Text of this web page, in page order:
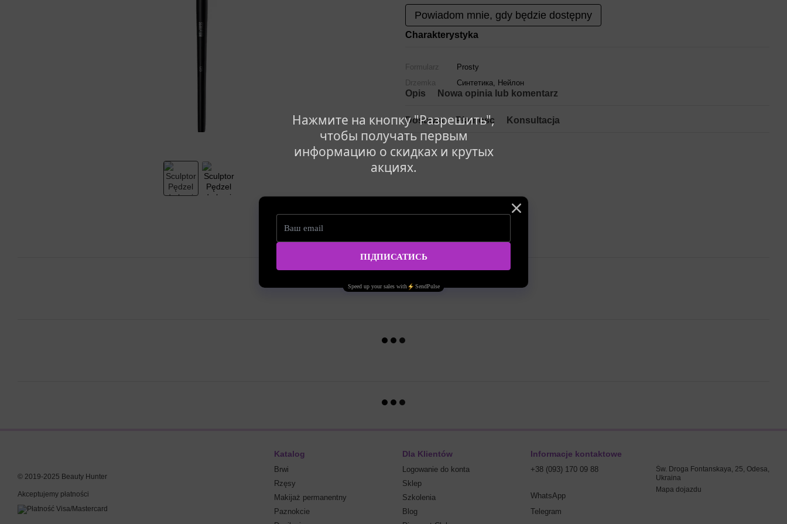
Нажмите на кнопку "Разрешить",
чтобы получать первым
информацию о скидках и крутых
акциях.
Powiadom mnie, gdy będzie dostępny
Charakterystyka
Formularz
Prosty
Drzemka
Синтетика, Нейлон
Opis Nowa opinia lub komentarz
Dostawa Płatnośc Konsultacja
© 2019-2025 Beauty Hunter
Akceptujemy płatności
Katalog
Brwi
Rzęsy
Makijaż permanentny
Paznokcie
Dla Klientów
Logowanie do konta
Sklep
Szkolenia
Blog
Informacje kontaktowe
+38 (093) 170 09 88
WhatsApp
Telegram
Św. Droga Fontanskaya, 25, Odesa,
Ukraina
Mapa dojazdu